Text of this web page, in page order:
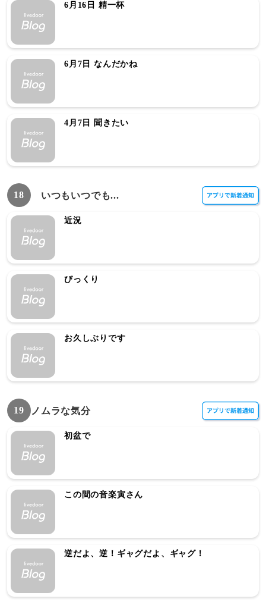
6月16日 精一杯
6月7日 なんだかね
4月7日 聞きたい
18 いつもいつでも...
近況
びっくり
お久しぶりです
19 ノムラな気分
初盆で
この間の音楽寅さん
逆だよ、逆！ギャグだよ、ギャグ！